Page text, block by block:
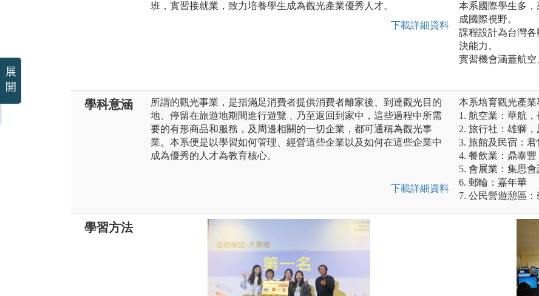
班，實習接就業，致力培養學生成為觀光產業優秀人才。
下載詳細資料
本系國際學生多
成國際視野。
課程設計為台灣
決能力。
實習機會涵蓋航空
學科意涵
所謂的觀光事業，是指滿足消費者提供消費者離家後、到達觀光目的
地、停留在旅遊地期間進行遊覽﹑乃至返回到家中，這些過程中所需
要的有形商品和服務，及周邊相關的一切企業，都可通稱為觀光事
業。本系便是以學習如何管理、經營這些企業以及如何在這些企業中
成為優秀的人才為教育核心。
下載詳細資料
本系培育觀光產業
1. 航空業：華航，
2. 旅行社：雄獅
3. 旅館及民宿：
4. 餐飲業：鼎泰
5. 會展業：集思會
6. 郵輪：嘉年華
7. 公民營遊憩區
學習方法
展
開